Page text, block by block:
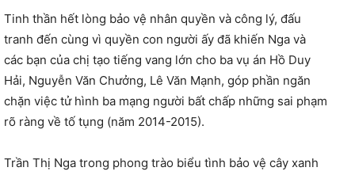
Tinh thần hết lòng bảo vệ nhân quyền và công lý, đấu
tranh đến cùng vì quyền con người ấy đã khiến Nga và
các bạn của chị tạo tiếng vang lớn cho ba vụ án Hồ Duy
Hải, Nguyễn Văn Chưởng, Lê Văn Mạnh, góp phần ngăn
chặn việc tử hình ba mạng người bất chấp những sai phạm
rõ ràng về tố tụng (năm 2014-2015).
Trần Thị Nga trong phong trào biểu tình bảo vệ cây xanh